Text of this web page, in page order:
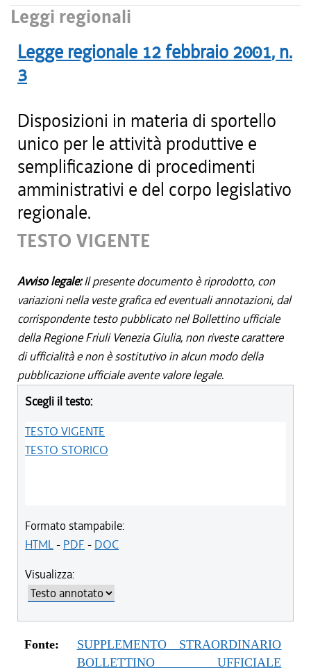
Leggi regionali
Legge regionale 12 febbraio 2001, n.
3
Disposizioni in materia di sportello
unico per le attività produttive e
semplificazione di procedimenti
amministrativi e del corpo legislativo
regionale.
TESTO VIGENTE
Avviso legale:Il presente documento è riprodotto, con
variazioni nella veste grafica ed eventuali annotazioni, dal
corrispondente testo pubblicato nel Bollettino ufficiale
della Regione Friuli Venezia Giulia, non riveste carattere
di ufficialità e non è sostitutivo in alcun modo della
pubblicazione ufficiale avente valore legale.
Scegli il testo:
TESTO VIGENTE
TESTO STORICO
Formato stampabile:
HTML- PDF - DOC
Visualizza:
Fonte:
SUPPLEMENTO STRAORDINARIO
BOLLETTINO UFFICIALE